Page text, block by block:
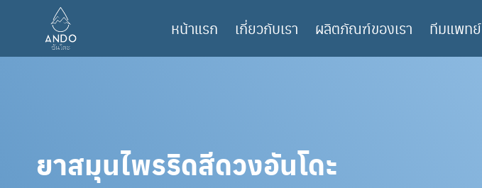
หน้าแรก เกี่ยวกับเรา ผลิตภัณฑ์ของเรา ทีมแพทย์
ยาสมุนไพรริดสีดวงอันโดะ